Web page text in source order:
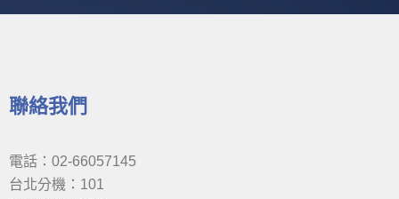
聯絡我們
電話：02-66057145
台北分機：101